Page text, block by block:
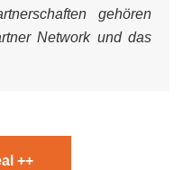
gehören
Network und das
++